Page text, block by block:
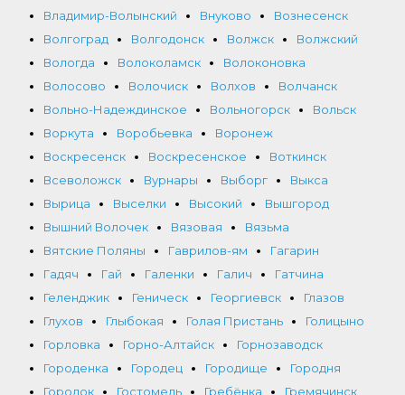
Владимир-Волынский
Внуково
Вознесенск
Волгоград
Волгодонск Волжск
Волжский
Вологда
Волоколамск
Волоконовка
Волосово
Волочиск Волхов
Волчанск
Вольно-Надеждинское
Вольногорск
Вольск
Воркута
Воробьевка
Воронеж
Воскресенск
Воскресенское
Воткинск
Всеволожск
Вурнары Выборг
Выкса
Вырица
Выселки Высокий
Вышгород
Вышний Волочек
Вязовая
Вязьма
Вятские Поляны
Гаврилов-ям
Гагарин
Гадяч
Гай Галенки Галич
Гатчина
Геленджик
Геническ Георгиевск
Глазов
Глухов
Глыбокая Голая Пристань
Голицыно
Горловка
Горно-Алтайск
Горнозаводск
Городенка
Городец Городище
Городня
Городок
Гостомель Гребёнка
Гремячинск